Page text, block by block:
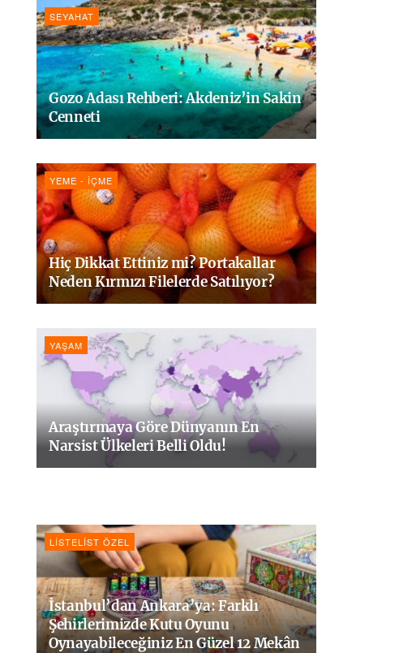
SEYAHAT
Gozo Adası Rehberi: Akdeniz’in Sakin
Cenneti
YEME - İÇME
Hiç Dikkat Ettiniz mi? Portakallar
Neden Kırmızı Filelerde Satılıyor?
YAŞAM
Araştırmaya Göre Dünyanın En
Narsist Ülkeleri Belli Oldu!
LISTELIST ÖZEL
İstanbul’dan Ankara’ya: Farklı
Şehirlerimizde Kutu Oyunu
Oynayabileceğiniz En Güzel 12 Mekân